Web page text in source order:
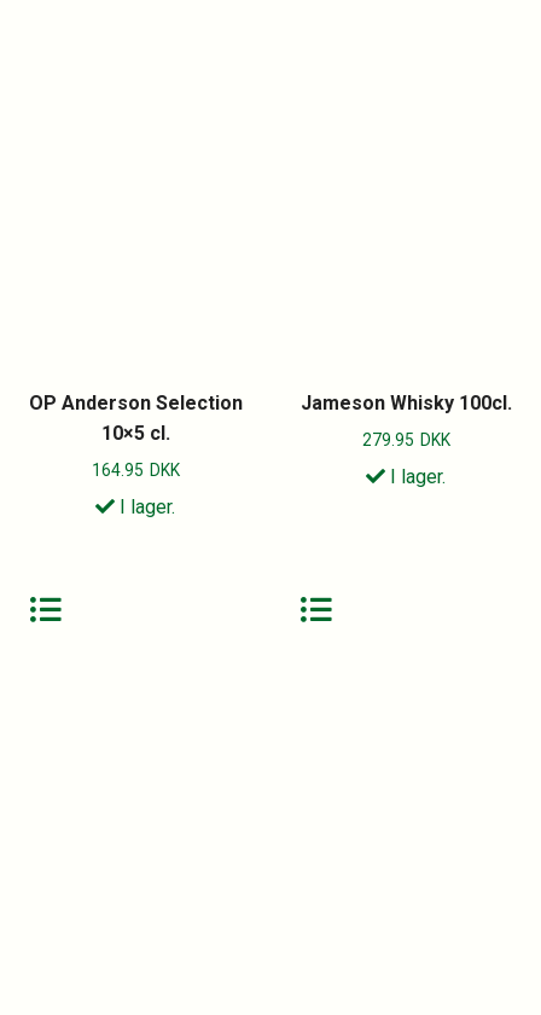
OP Anderson Selection
10×5 cl.
164.95 DKK
I lager.
Jameson Whisky 100cl.
279.95 DKK
I lager.